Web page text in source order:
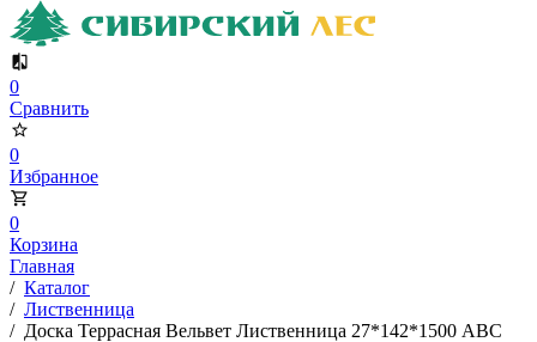
0
Сравнить
0
Избранное
0
Корзина
Главная
/ Каталог
/ Лиственница
/ Доска Террасная Вельвет Лиственница 27*142*1500 АВС